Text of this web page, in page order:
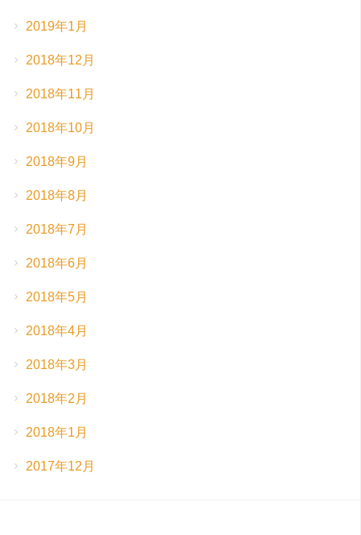
2019年1月
2018年12月
2018年11月
2018年10月
2018年9月
2018年8月
2018年7月
2018年6月
2018年5月
2018年4月
2018年3月
2018年2月
2018年1月
2017年12月